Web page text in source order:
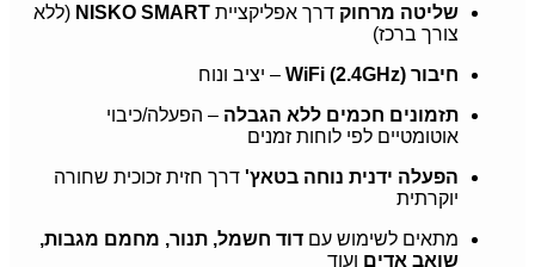
שליטה מרחוק דרך אפליקציית NISKO SMART (ללא
צורך ברכז)
חיבור WiFi (2.4GHz)
– יציב ונוח
תזמונים חכמים ללא הגבלה – הפעלה/כיבוי
אוטומטיים לפי לוחות זמנים
הפעלה ידנית נוחה בטאץ' דרך חזית זכוכית שחורה
יוקרתית
מתאים לשימוש עם דוד חשמל, תנור, מחמם מגבות,
שואב אדים ועוד